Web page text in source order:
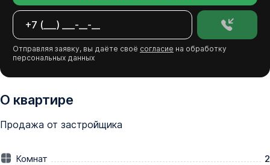
Отправляя заявку, вы даёте своё согласие на обработку
персональных данных
О квартире
Продажа от застройщика
Комнат 2